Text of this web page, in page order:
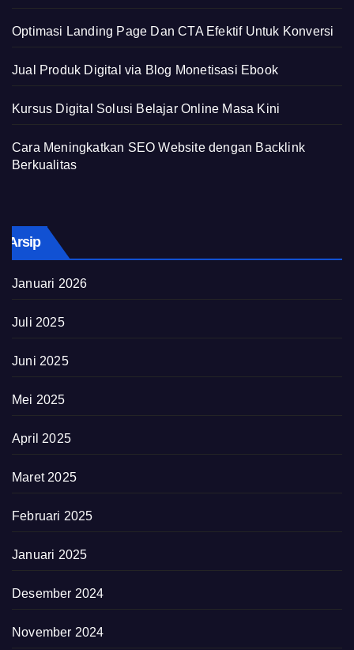
Optimasi Landing Page Dan CTA Efektif Untuk Konversi
Jual Produk Digital via Blog Monetisasi Ebook
Kursus Digital Solusi Belajar Online Masa Kini
Cara Meningkatkan SEO Website dengan Backlink
Berkualitas
Arsip
Januari 2026
Juli 2025
Juni 2025
Mei 2025
April 2025
Maret 2025
Februari 2025
Januari 2025
Desember 2024
November 2024